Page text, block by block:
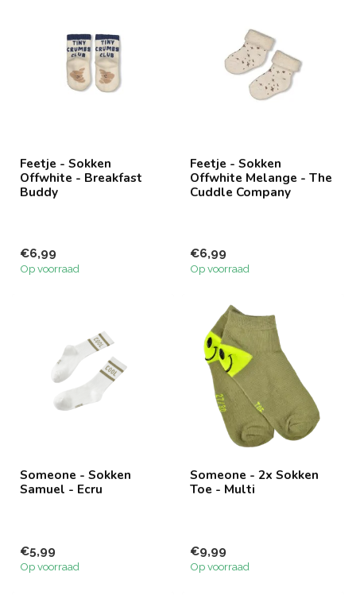
Feetje - Sokken
Offwhite - Breakfast
Buddy
€6,99
Op voorraad
Feetje - Sokken
Offwhite Melange - The
Cuddle Company
€6,99
Op voorraad
Someone - Sokken
Samuel - Ecru
€5,99
Op voorraad
Someone - 2x Sokken
Toe - Multi
€9,99
Op voorraad